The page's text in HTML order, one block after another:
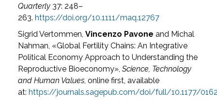
Quarterly 37: 248–
263. https://doi.org/10.1111/maq.12767
Sigrid Vertommen,Vincenzo Pavone and Michal
Nahman, «Global Fertility Chains: An Integrative
Political Economy Approach to Understanding the
Reproductive Bioeconomy»,Science, Technology
and Human Values, online first, available
at: https://journals.sagepub.com/doi/full/10.1177/